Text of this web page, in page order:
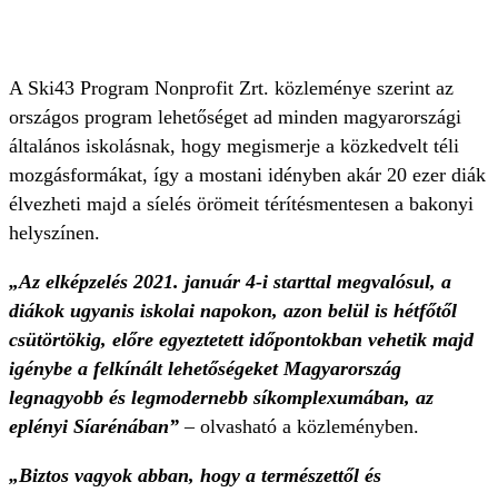
A Ski43 Program Nonprofit Zrt. közleménye szerint az
országos program lehetőséget ad minden magyarországi
általános iskolásnak, hogy megismerje a közkedvelt téli
mozgásformákat, így a mostani idényben akár 20 ezer diák
élvezheti majd a síelés örömeit térítésmentesen a bakonyi
helyszínen.
„Az elképzelés 2021. január 4-i starttal megvalósul, a
diákok ugyanis iskolai napokon, azon belül is hétfőtől
csütörtökig, előre egyeztetett időpontokban vehetik majd
igénybe a felkínált lehetőségeket Magyarország
legnagyobb és legmodernebb síkomplexumában, az
eplényi Síarénában” – olvasható a közleményben.
„Biztos vagyok abban, hogy a természettől és